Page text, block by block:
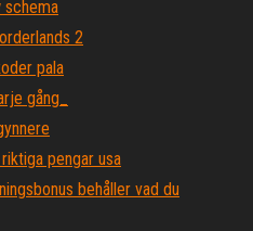
schema
2
pala
gång_
pengar usa
behåller vad du